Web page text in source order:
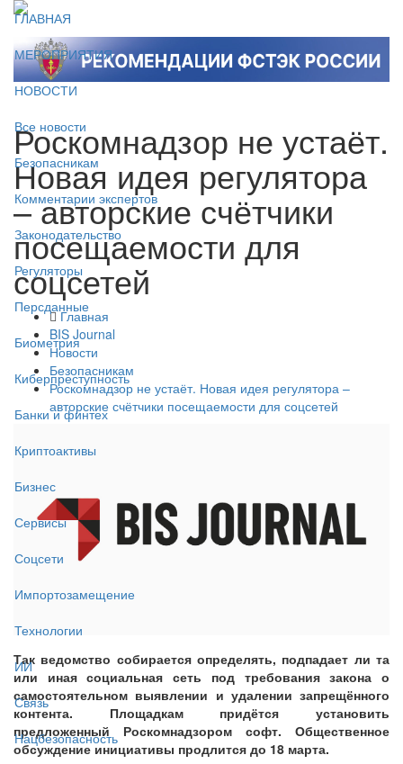
ГЛАВНАЯ
МЕРОПРИЯТИЯ
НОВОСТИ
Все новости
Безопасникам
Комментарии экспертов
Законодательство
Регуляторы
Персданные
Биометрия
Киберпреступность
Банки и финтех
Криптоактивы
Бизнес
Сервисы
Соцсети
Импортозамещение
Технологии
ИИ
Связь
Нацбезопасность
Роскомнадзор не устаёт.
Новая идея регулятора
– авторские счётчики
посещаемости для
соцсетей
Главная
BIS Journal
Новости
Безопасникам
Роскомнадзор не устаёт. Новая идея регулятора –
авторские счётчики посещаемости для соцсетей
Так ведомство собирается определять, подпадает ли та
или иная социальная сеть под требования закона о
самостоятельном выявлении и удалении запрещённого
контента. Площадкам придётся установить
предложенный Роскомнадзором софт. Общественное
обсуждение инициативы продлится до 18 марта.